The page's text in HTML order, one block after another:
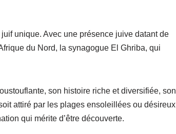
unique. Avec une présence juive datant de
du Nord, la synagogue El Ghriba, qui
son histoire riche et diversifiée, son
attiré par les plages ensoleillées ou désireux
qui mérite d’être découverte.